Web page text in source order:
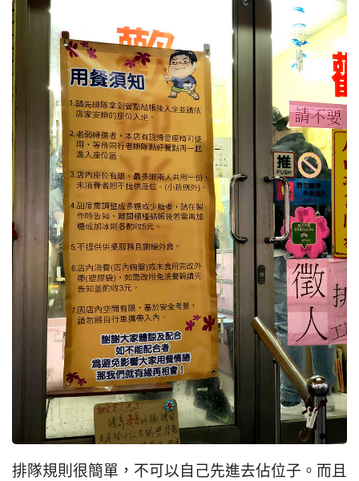
排隊規則很簡單，不可以自己先進去佔位子。而且